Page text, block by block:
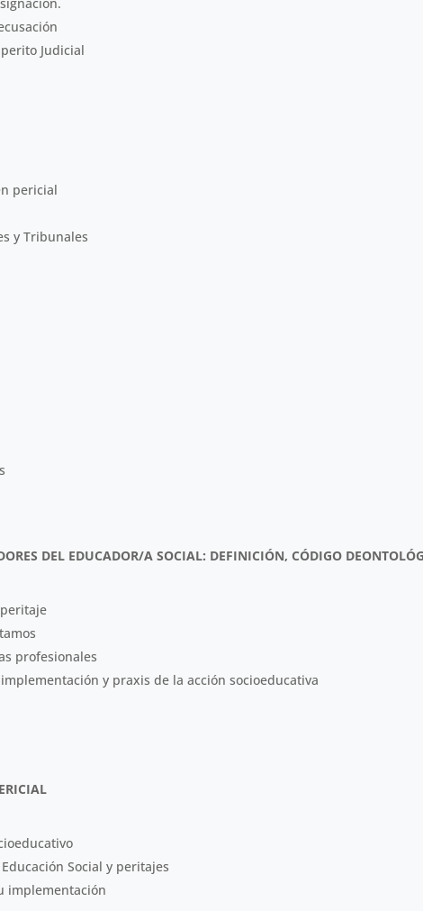
Judicial
pericial
y Tribunales
DEL EDUCADOR/A SOCIAL: DEFINICIÓN, CÓDIGO
profesionales
y praxis de la acción socioeducativa
Social y peritajes
implementación